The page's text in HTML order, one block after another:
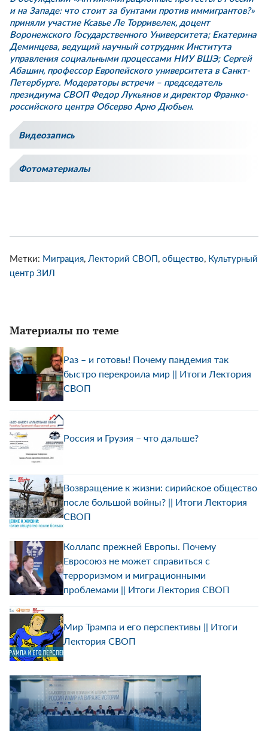
и на Западе: что стоит за бунтами против иммигрантов?»
приняли участие Ксавье Ле Торривелек, доцент
Воронежского Государственного Университета; Екатерина
Деминцева, ведущий научный сотрудник Института
управления социальными процессами НИУ ВШЭ; Сергей
Абашин, профессор Европейского университета в Санкт-
Петербурге. Модераторы встречи – председатель
президиума СВОП Федор Лукьянов и директор Франко-
российского центра Обсерво Арно Дюбьен.
Видеозапись
Фотоматериалы
Метки: Миграция, Лекторий СВОП, общество, Культурный
центр ЗИЛ
Материалы по теме
Раз – и готовы! Почему пандемия так
быстро перекроила мир || Итоги Лектория
СВОП
Россия и Грузия – что дальше?
Возвращение к жизни: сирийское общество
после большой войны? || Итоги Лектория
СВОП
Коллапс прежней Европы. Почему
Евросоюз не может справиться с
терроризмом и миграционными
проблемами || Итоги Лектория СВОП
Мир Трампа и его перспективы || Итоги
Лектория СВОП